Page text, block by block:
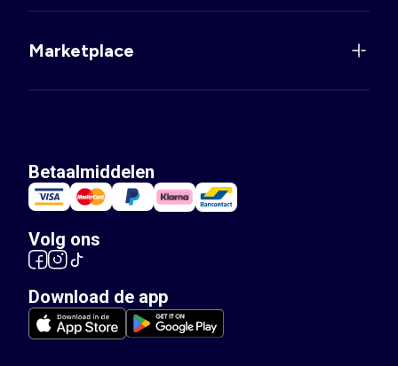
Marketplace
Betaalmiddelen
Volg ons
Download de app